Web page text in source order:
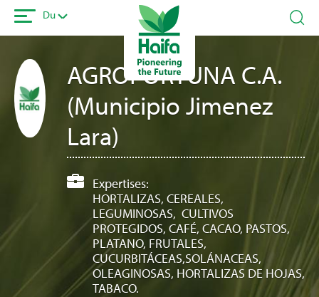
Overslaan
naar
inhoud
gaan
Du
AGROFORTUNA C.A.
(Municipio Jimenez
Lara)
Expertises:
HORTALIZAS, CEREALES,
LEGUMINOSAS, CULTIVOS
PROTEGIDOS, CAFÉ, CACAO, PASTOS,
PLATANO, FRUTALES,
CUCURBITÁCEAS,SOLÁNACEAS,
OLEAGINOSAS, HORTALIZAS DE HOJAS,
TABACO.